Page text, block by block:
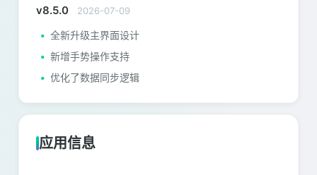
v8.5.0 2026-07-09
全新升级主界面设计
新增手势操作支持
优化了数据同步逻辑
应用信息